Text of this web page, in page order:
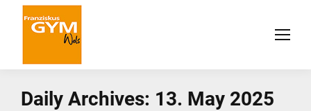
Daily Archives: 13. May 2025